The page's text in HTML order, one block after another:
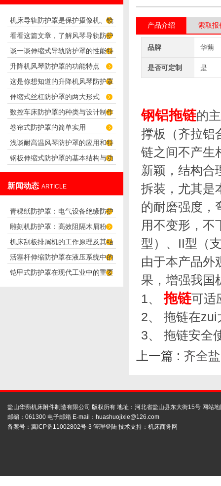
机床导轨防护罩是保护摄像机、镜
头正常工作的防护罩
看看这篇文章，了解风琴导轨防护
罩的特性
谈一谈伸缩式导轨防护罩的性能特
点及其优点
升降机风琴防护罩的功能特点
这是你想知道的升降机风琴防护罩
吗？
伸缩式丝杠防护罩的两大形式
数控车床防护罩的种类与设计制作
要求
卷帘式防护罩的简单实用
浅谈耐高温风琴防护罩的应用和特
点
钢板伸缩式防护罩的基本结构与功
新闻动态 ARTICLE
青稞纸防护罩：电气设备绝缘防护
专用方案
雕刻机防护罩：高效阻隔木屑粉
尘，守护设备精度与安全
机床刮板排屑机的工作原理及其结
构分析
活塞杆伸缩防护罩在液压系统中的
应用
铠甲式防护罩在现代工业中的重要
产品介绍 索取报
品牌 华蒴
是否可定制 是
钢铝拖链的
撑板（齐拉铝
链之间不产生
新颖，结构合
拆装，尤其是
的耐磨强度，
用不变形，不
型）、II型（
由于本产品外
果，增强我国
1、拖链可适
2、 拖链在
3、 拖链安全
上一篇 : 齐全
盐山华蒴机床附件制造有限公司 版权所有 地址：河北省盐山县东大街15号 网站
邮编：061300 电子邮箱 E-mail： huashuojixie@126.com
备案号： 冀ICP备11002802号-3 管理登陆 技术支持： 机床商务网